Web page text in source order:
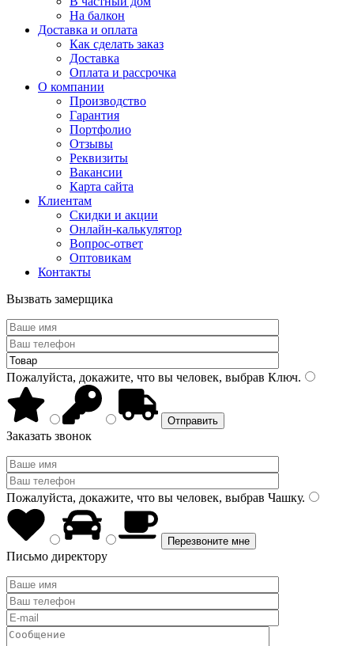
На балкон
Доставка и оплата
Как сделать заказ
Доставка
Оплата и рассрочка
О компании
Производство
Гарантия
Портфолио
Отзывы
Реквизиты
Вакансии
Карта сайта
Клиентам
Скидки и акции
Онлайн-калькулятор
Вопрос-ответ
Оптовикам
Контакты
Вызвать замерщика
Пожалуйста, докажите, что вы человек, выбрав Ключ.
Заказать звонок
Пожалуйста, докажите, что вы человек, выбрав Чашку.
Письмо директору